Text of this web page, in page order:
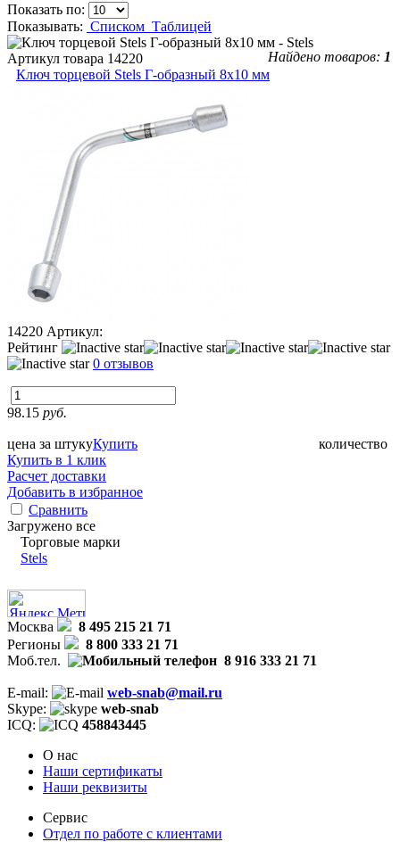
Показать по:
Показывать: Списком Таблицей
Найдено товаров: 1
Артикул товара 14220
Ключ торцевой Stels Г-образный 8х10 мм
14220 Артикул:
Рейтинг
0 отзывов
98.15 руб.
цена за штуку количество
Купить
Купить в 1 клик
Расчет доставки
Добавить в избранное
Сравнить
Загружено все
Торговые марки
Stels
Москва
8 495 215 21 71
Регионы
8 800 333 21 71
Моб.тел.
8 916 333 21 71
E-mail:
web-snab@mail.ru
Skype:
web-snab
ICQ:
458843445
О нас
Наши сертификаты
Наши реквизиты
Сервис
Отдел по работе с клиентами